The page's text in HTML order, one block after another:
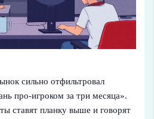
сильно отфильтровал
про‑игроком за три месяца».
ставят планку выше и говорят